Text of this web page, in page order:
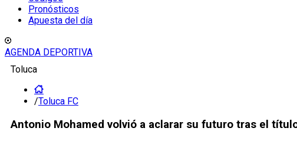
Pronósticos
Apuesta del día
AGENDA DEPORTIVA
Toluca
/Toluca FC
Antonio Mohamed volvió a aclarar su futuro tras el